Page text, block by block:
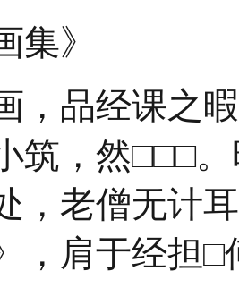
集》
，品经课之
筑，然□□□
，老僧无计
，肩于经担